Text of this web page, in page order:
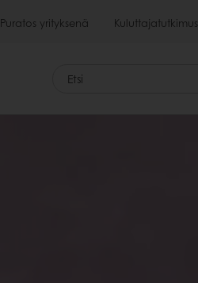
Puratos yrityksenä Kuluttajatutkimus